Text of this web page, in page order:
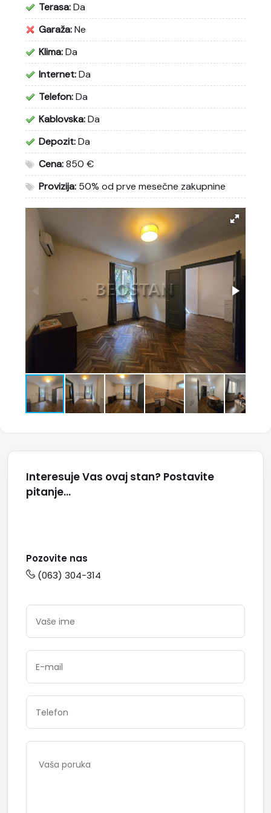
Terasa:Da
Garaža:Ne
Klima:Da
Internet:Da
Telefon:Da
Kablovska:Da
Depozit:Da
Cena:850 €
Provizija: 50% od prve mesečne zakupnine
Interesuje Vas ovaj stan? Postavite
pitanje...
Pozovite nas
(063) 304-314